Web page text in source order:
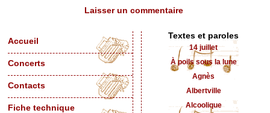
Laisser un commentaire
Accueil
Concerts
Contacts
Fiche technique
Textes et paroles
14 juillet
À poils sous la lune
Agnès
Albertville
Alcoolique